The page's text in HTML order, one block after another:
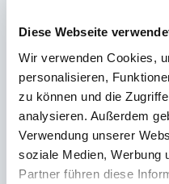
Diese Webseite
Wir verwenden Cookies,
personalisieren,
zu können und die
analysieren. Außerdem
Verwendung unserer
soziale Medien, Werbung
Partner führen diese
Details, Ersatzteile oder Tipps zur
Support rund um die Uhr
Telefon
+49 (0) 800 22 77 372 / +43
Montag bis Donnerstag 09:00